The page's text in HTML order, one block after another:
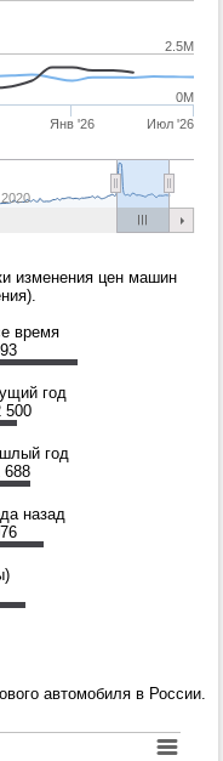
Янв '26 Июл '26
2020
0M
2.5M
изменения цен машин
время
год
500
год
688
назад
автомобиля в России.